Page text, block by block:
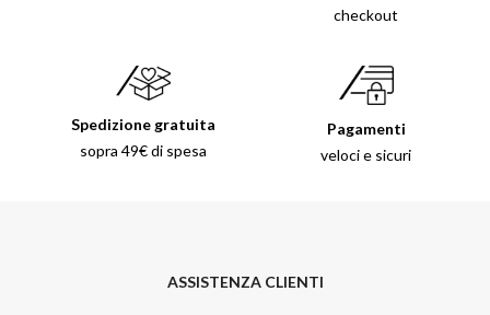
checkout
Spedizione gratuita
sopra 49€ di spesa
Pagamenti
veloci e sicuri
ASSISTENZA CLIENTI